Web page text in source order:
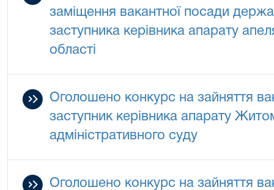
заміщення вакантної посади
заступника керівника апарату
області
Оголошено конкурс на зайняття
заступник керівника апарату
адміністративного суду
Оголошено конкурс на зайняття